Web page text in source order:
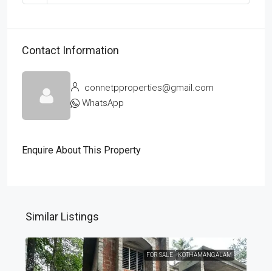
Contact Information
connetpproperties@gmail.com
WhatsApp
Enquire About This Property
Similar Listings
FOR SALE KOTHAMANGALAM